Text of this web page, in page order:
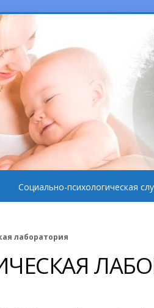
Социально-психологическая
лаборатория